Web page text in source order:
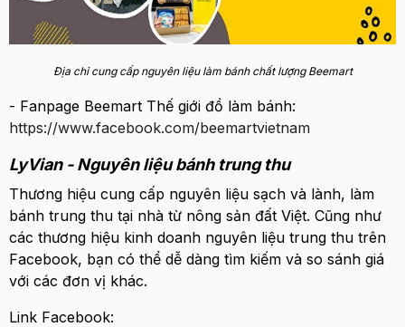
Địa chỉ cung cấp nguyên liệu làm bánh chất lượng Beemart
- Fanpage Beemart Thế giới đồ làm bánh:
https://www.facebook.com/beemartvietnam
LyVian - Nguyên liệu bánh trung thu
Thương hiệu cung cấp nguyên liệu sạch và lành, làm
bánh trung thu tại nhà từ nông sản đất Việt. Cũng như
các thương hiệu kinh doanh nguyên liệu trung thu trên
Facebook, bạn có thể dễ dàng tìm kiếm và so sánh giá
với các đơn vị khác.
Link Facebook: